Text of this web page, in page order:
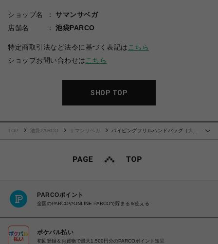
ショップ名
サマンサベガ
店舗名
池袋PARCO
特定商取引法など法令に基づく表記は こちら
ショップお問い合わせは こちら
SHOP TOP
TOP 池袋PARCO サマンサベガ
パイピングフリルハンドバッグ（大）
PARCOポイント
全国のPARCOやONLINE PARCOで貯まる＆使える
ポケパル払い
初回登録＆お買物で最大1,500円分のPARCOポイント進呈